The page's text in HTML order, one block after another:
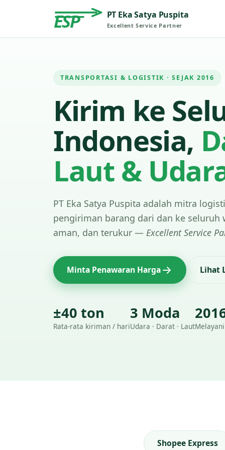
ESP PT Eka Satya Puspita
Excellent Service Partner
TRANSPORTASI & LOGISTIK · SEJAK 2016
Kirim ke
Indonesia,
Laut &
PT Eka Satya Puspita adalah mitra
pengiriman barang dari dan ke seluruh
aman, dan terukur — Excellent Service
Minta Penawaran Harga Lihat
±40 ton
Rata-rata kiriman / hari
3 Moda
Udara · Darat · Laut
Shopee Express